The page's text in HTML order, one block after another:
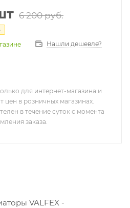
6 200руб.
Нашли дешевле?
для интернет-магазина и
цен в розничных магазинах.
в течение суток с момента
заказа.
VALFEX -